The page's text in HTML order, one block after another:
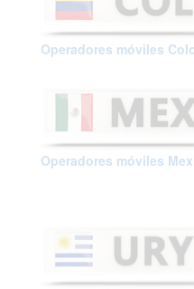
Operadores móviles
Operadores móviles